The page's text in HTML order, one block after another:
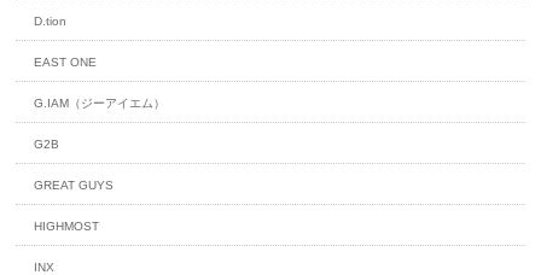
D.tion
EAST ONE
G.IAM（ジーアイエム）
G2B
GREAT GUYS
HIGHMOST
INX